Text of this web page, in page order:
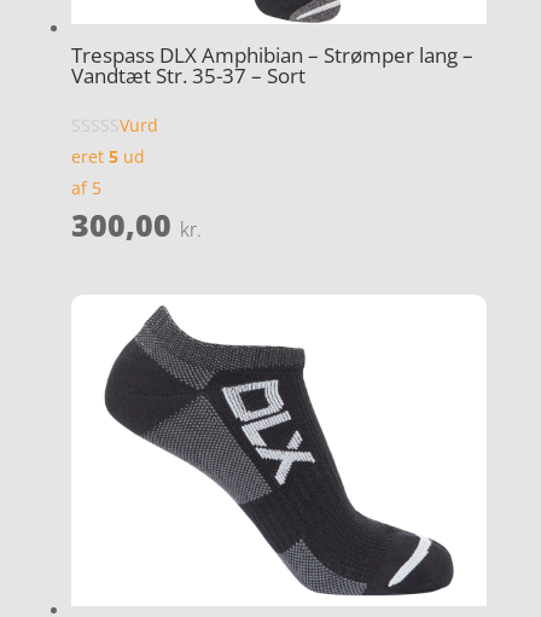
Trespass DLX Amphibian – Strømper lang –
Vandtæt Str. 35-37 – Sort
Vurd
eret 5ud
af 5
300,00 kr.